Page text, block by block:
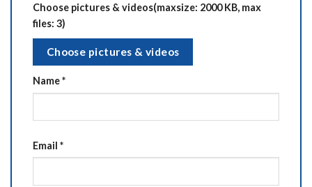
Choose pictures & videos(maxsize: 2000 KB, max
files: 3)
Choose pictures & videos
Name*
Email *